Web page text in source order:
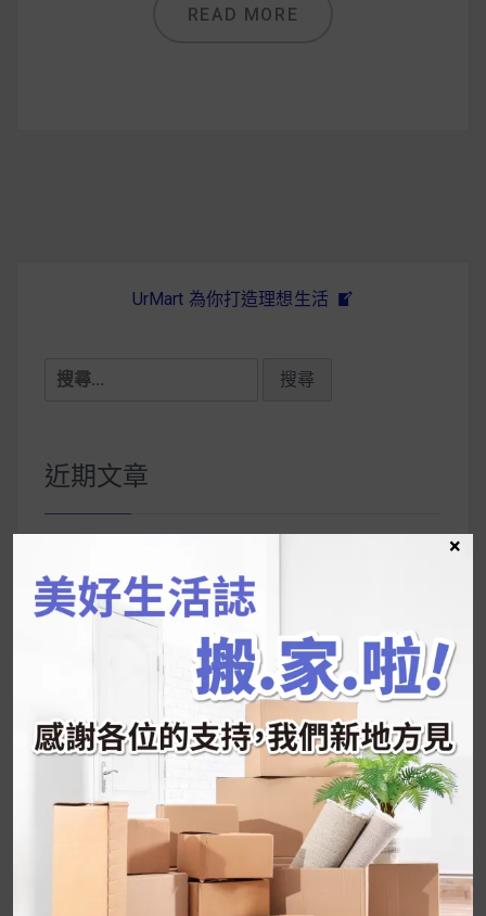
READ MORE
UrMart 為你打造理想生活
搜
鍵
字:
近期文章
推的MZ Diet ！
好吃的蛋白點心還有好玩的運動小遊戲！今年過
年已經等不及帶這盒跟我的親戚、朋友們一起分
2026 過年禮盒推薦｜五款百元健康伴手禮
停用猛健樂後會反彈嗎？作用解析＋停藥後體重
維持全攻略
公主營養師：飲食改變也是能快樂執行的！6 個
你一定要知道的技巧
×